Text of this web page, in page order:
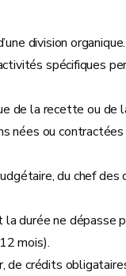
division organique.
spécifiques
de la recette ou de
ou
du chef
ne dépasse
mois).
crédits